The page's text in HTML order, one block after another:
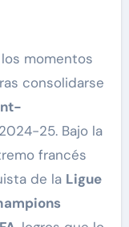
momentos
consolidarse
25. Bajo la
francés
de la Ligue